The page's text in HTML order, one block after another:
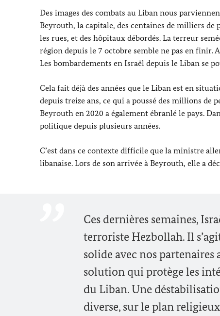
Des images des combats au Liban nous
Beyrouth, la capitale, des centaines de milliers de
les rues, et des hôpitaux débordés. La terreur
région depuis le 7 octobre semble ne pas en
Les bombardements en Israël depuis le Liban se
Cela fait déjà des années que le Liban est en
depuis treize ans, ce qui a poussé des millions de
Beyrouth en 2020 a également ébranlé le pays.
politique depuis plusieurs années.
C’est dans ce contexte difficile que la ministre
libanaise. Lors de son arrivée à Beyrouth, elle a
Ces dernières semaines,
terroriste Hezbollah. Il
solide avec nos partenaires
solution qui protège les
du Liban. Une
diverse, sur le plan